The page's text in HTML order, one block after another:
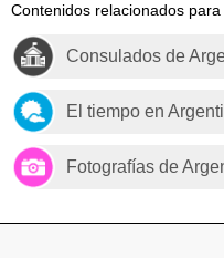
Contenidos relacionados para
Consulados de
El tiempo en
Fotografías de